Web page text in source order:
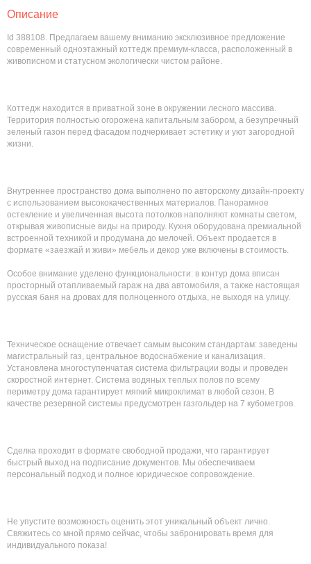
Описание
Id 388108. Предлагаем вашему вниманию эксклюзивное предложение
современный одноэтажный коттедж премиум-класса, расположенный в
живописном и статусном экологически чистом районе.
Коттедж находится в приватной зоне в окружении лесного массива.
Территория полностью огорожена капитальным забором, а безупречный
зеленый газон перед фасадом подчеркивает эстетику и уют загородной
жизни.
Внутреннее пространство дома выполнено по авторскому дизайн-проекту
с использованием высококачественных материалов. Панорамное
остекление и увеличенная высота потолков наполняют комнаты светом,
открывая живописные виды на природу. Кухня оборудована премиальной
встроенной техникой и продумана до мелочей. Объект продается в
формате «заезжай и живи» мебель и декор уже включены в стоимость.
Особое внимание уделено функциональности: в контур дома вписан
просторный отапливаемый гараж на два автомобиля, а также настоящая
русская баня на дровах для полноценного отдыха, не выходя на улицу.
Техническое оснащение отвечает самым высоким стандартам: заведены
магистральный газ, центральное водоснабжение и канализация.
Установлена многоступенчатая система фильтрации воды и проведен
скоростной интернет. Система водяных теплых полов по всему
периметру дома гарантирует мягкий микроклимат в любой сезон. В
качестве резервной системы предусмотрен газгольдер на 7 кубометров.
Сделка проходит в формате свободной продажи, что гарантирует
быстрый выход на подписание документов. Мы обеспечиваем
персональный подход и полное юридическое сопровождение.
Не упустите возможность оценить этот уникальный объект лично.
Свяжитесь со мной прямо сейчас, чтобы забронировать время для
индивидуального показа!